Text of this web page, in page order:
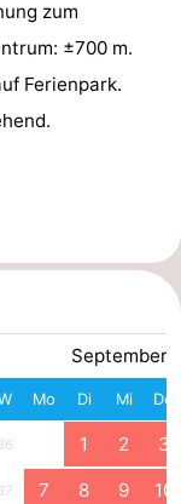
zum
±700 m.
Ferienpark.
September
Mo Di Mi Do
1 2 3
7 8 9 10